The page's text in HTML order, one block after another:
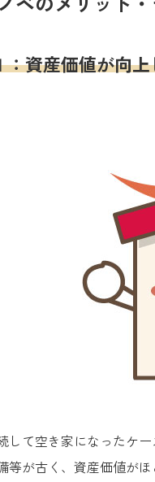
：資産価値が向
して空き家になったケ
等が古く、資産価値が